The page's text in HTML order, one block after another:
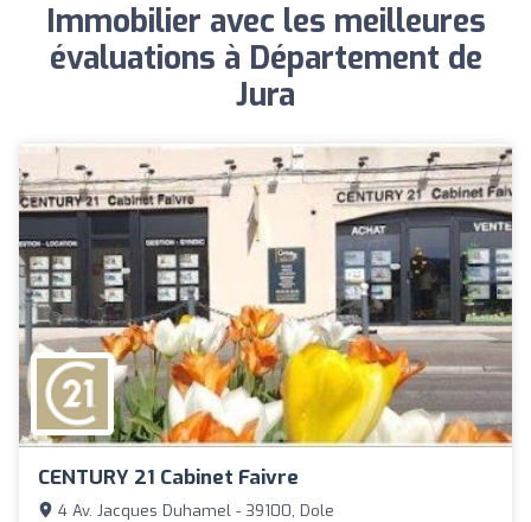
Immobilier avec les meilleures
évaluations à Département de
Jura
CENTURY 21 Cabinet Faivre
4 Av. Jacques Duhamel - 39100, Dole